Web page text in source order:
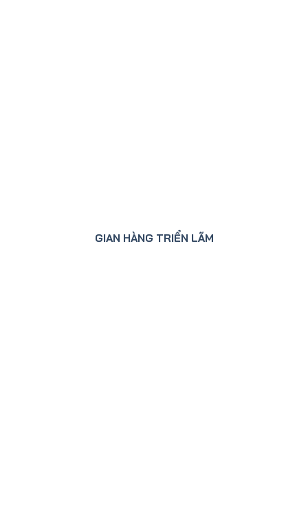
GIAN HÀNG TRIỂN LÃM